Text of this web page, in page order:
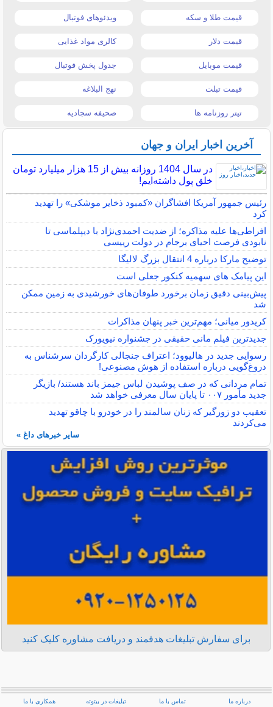
قیمت طلا و سکه ویدئوهای فوتبال
قیمت دلار کالری مواد غذایی
قیمت موبایل جدول پخش فوتبال
قیمت تبلت نهج البلاغه
تیتر روزنامه ها صحیفه سجادیه
آخرین اخبار ایران و جهان
در سال 1404 روزانه بیش از 15 هزار میلیارد تومان
خلق پول داشته‌ایم!
رئیس جمهور آمریکا افشاگران «کمبود ذخایر موشکی» را تهدید
کرد
افراطی‌ها علیه مذاکره؛ از ضدیت احمدی‌نژاد با دیپلماسی تا
نابودی فرصت احیای برجام در دولت رییسی
توضیح مارکا درباره 4 انتقال بزرگ لالیگا
این پیامک های سهمیه کنکور جعلی است
پیش‌بینی دقیق زمان برخورد طوفان‌های خورشیدی به زمین ممکن
شد
کریدور میانی؛ مهم‌ترین خبر پنهان مذاکرات
جدیدترین فیلم مانی حقیقی در جشنواره نیویورک
رسوایی جدید در هالیوود؛ اعتراف جنجالی کارگردان سرشناس به
دروغ‌گویی درباره استفاده از هوش مصنوعی!
تمام مردانی که در صف پوشیدن لباس جیمز باند هستند/ بازیگر
جدید مأمور ۰۰۷ تا پایان سال معرفی خواهد شد
تعقیب دو زورگیر که زنان سالمند را در خودرو با چاقو تهدید
می‌کردند
سایر خبرهای داغ »
برای سفارش تبلیغات هدفمند و دریافت مشاوره کلیک کنید
درباره ما تماس با ما تبلیغات در بیتوته همکاری با ما